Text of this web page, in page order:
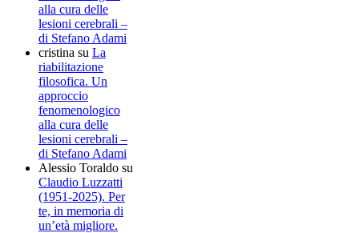
alla cura delle
lesioni cerebrali –
di Stefano Adami
cristina su La
riabilitazione
filosofica. Un
approccio
fenomenologico
alla cura delle
lesioni cerebrali –
di Stefano Adami
Alessio Toraldo su
Claudio Luzzatti
(1951-2025). Per
te, in memoria di
un’età migliore.